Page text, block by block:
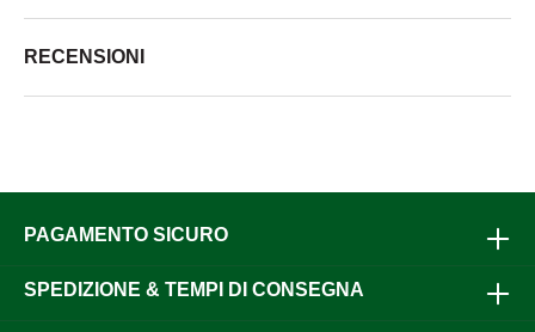
RECENSIONI
PAGAMENTO SICURO
SPEDIZIONE & TEMPI DI CONSEGNA